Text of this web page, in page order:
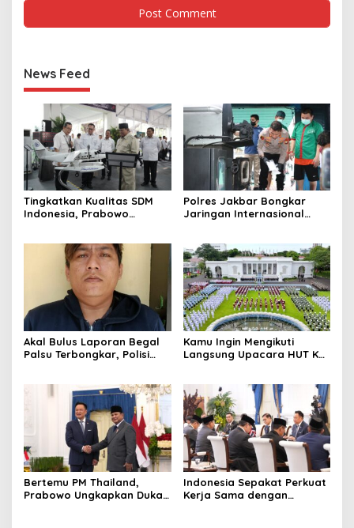
News Feed
Tingkatkan Kualitas SDM
Indonesia, Prabowo
Terbaik Dunia
Polres Jakbar Bongkar
Jaringan Internasional
Diringkus dan Barang Bukti
1,1 Ton Rp119 Miliar
Dimusnahkan
Akal Bulus Laporan Begal
Palsu Terbongkar, Polisi
Kamu Ingin Mengikuti
Langsung Upacara HUT Ke-
Pendaftaran Resminya di
Sini
Bertemu PM Thailand,
Prabowo Ungkapkan Duka
Indonesia Sepakat Perkuat
Kerja Sama dengan